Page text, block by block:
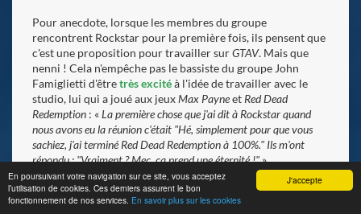
J'accepte
En poursuivant votre navigation sur ce site, vous acceptez
l’utilisation de cookies. Ces derniers assurent le bon
fonctionnement de nos services. En savoir plus sur les cookies
Pour anecdote, lorsque les membres du groupe
rencontrent Rockstar pour la première fois, ils pensent que
c'est une proposition pour travailler surGTAV. Mais que
nenni ! Cela n'empêche pas le bassiste du groupe John
Famiglietti d'êtretrès excitéà l'idée de travailler avec le
studio, lui qui a joué aux jeuxMax Payneet Red Dead
Redemption : «La première chose que j'ai dit à Rockstar quand
nous avons eu la réunion c'était "Hé, simplement pour que vous
sachiez, j'ai terminé Red Dead Redemption à 100%." Ils m'ont
répondu : "Vraiment ? Mec, ça prend une éternité !"».